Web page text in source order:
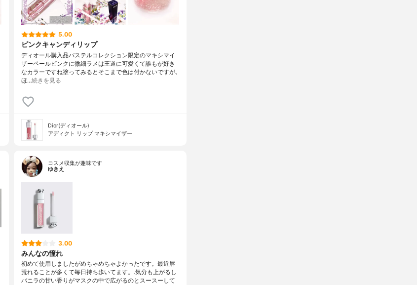
5.00
ピンクキャンディリップ
ディオール購入品パステルコレクション限定のマキシマイ
ザーペールピンクに微細ラメは王道に可愛くて誰もが好き
なカラーですね塗ってみるとそこまで色は付かないですが､
ほ…続きを見る
Dior(ディオール)
アディクト リップ マキシマイザー
コスメ収集が趣味です
ゆきえ
3.00
みんなの憧れ
初めて使用しましたがめちゃめちゃよかったです。最近唇
荒れることが多くて毎日持ち歩いてます。.気分も上がるし
バニラの甘い香りがマスクの中で広がるのとスースーして